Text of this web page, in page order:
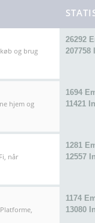
og brug
26292
hjem og
1694
11421
når
1281
12557
1174
13080